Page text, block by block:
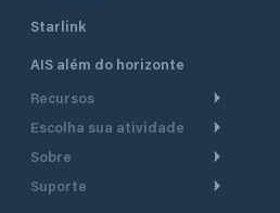
Starlink
AIS além do horizonte
Recursos
Roteamento meteorológico
embarcações a motor
Escolha sua atividade
Cruzeiro
Lanchas
Sobre
Faça um tour
Suporte